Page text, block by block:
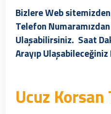
Bizlere Web
Telefon Numaramızdan
Ulaşabilirsiniz. Saat
Arayıp Ulaşabileceğiniz
Ucuz Korsan